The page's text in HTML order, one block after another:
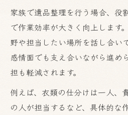
家族で遺品整理を行う場合、役
で作業効率が大きく向上します
野や担当したい場所を話し合い
感情面でも支え合いながら進め
担も軽減されます。
例えば、衣類の仕分けは一人、
の人が担当するなど、具体的な